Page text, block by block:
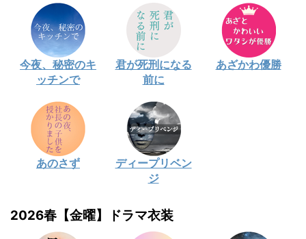
今夜、秘密のキ
ッチンで
君が死刑になる
前に
あざかわ優勝
あのさず
ディープリベン
ジ
2026春【金曜】ドラマ衣装